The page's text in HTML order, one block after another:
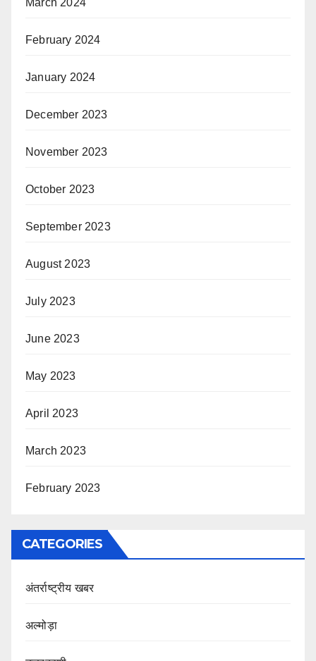
March 2024
February 2024
January 2024
December 2023
November 2023
October 2023
September 2023
August 2023
July 2023
June 2023
May 2023
April 2023
March 2023
February 2023
CATEGORIES
अंतर्राष्ट्रीय खबर
अल्मोड़ा